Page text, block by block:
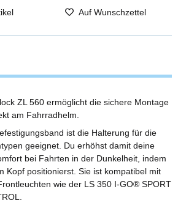
Auf Wunschzettel
ZL 560 ermöglicht die sichere Montage
am Fahrradhelm.
ist die Halterung für die
geeignet. Du erhöhst damit deine
bei Fahrten in der Dunkelheit, indem
Kopf positionierst. Sie ist kompatibel mit
wie der LS 350 I-GO® SPORT